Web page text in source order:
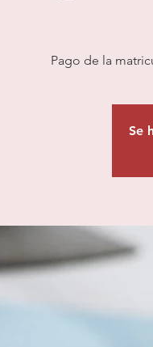
Pago de la
Se